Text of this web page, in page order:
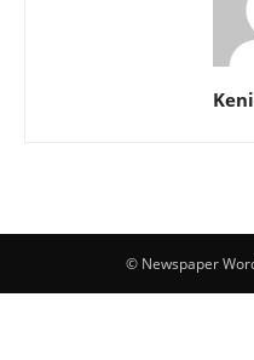
© Newspaper